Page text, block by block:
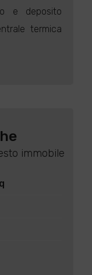
e deposito
termica
immobile